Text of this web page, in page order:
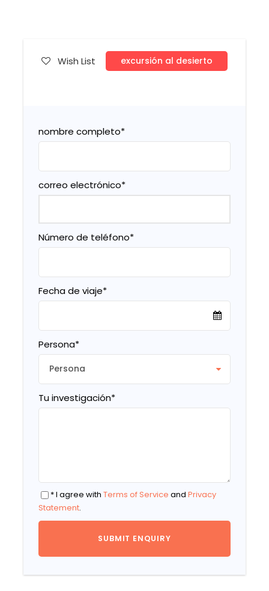
Wish List excursión al desierto
nombre completo*
correo electrónico*
Número de teléfono*
Fecha de viaje*
Persona*
Tu investigación*
* I agree with Terms of Service and Privacy
Statement.